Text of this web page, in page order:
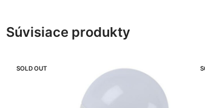
Súvisiace produkty
SOLD OUT